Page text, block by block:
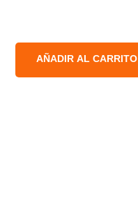
AÑADIR AL CARRITO